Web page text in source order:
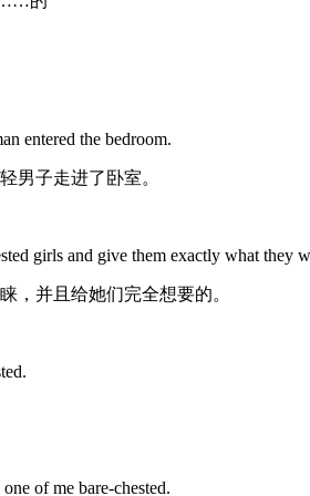
entered the bedroom.
男子走进了卧室。
girls and give them exactly what they
，并且给她们完全想要的。
of me bare-chested.